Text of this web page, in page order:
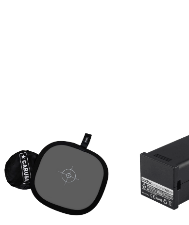
Ja, ich möchte ein Kundenkonto eröffnen und
Datenschutzerklärung. *
REGISTRIEREN